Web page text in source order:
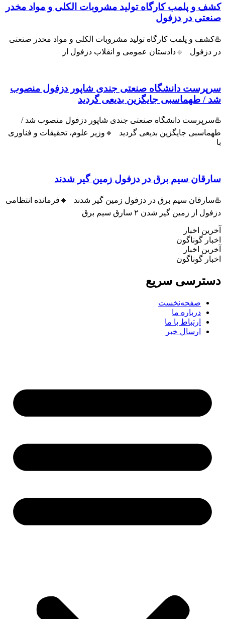
کشف و پلمب کارگاه تولید مشروبات الکلی و مواد مخدر
صنعتی در دزفول
♨️کشف و پلمب کارگاه تولید مشروبات الکلی و مواد مخدر صنعتی
در دزفول 🔹دادستان عمومی و انقلاب دزفول از
سرپرست دانشگاه صنعتی جندی شاپور دزفول منصوب
شد / طهماسبی جایگزین بدیعی گردید
♨️سرپرست دانشگاه صنعتی جندی شاپور دزفول منصوب شد /
طهماسبی جایگزین بدیعی گردید 🔸وزیر علوم، تحقیقات و فناوری
با
سارقان سیم برق در دزفول زمین گیر شدند
♨️سارقان سیم برق در دزفول زمین گیر شدند 🔹فرمانده انتظامی
دزفول از زمین گیر شدن ۲ سارق سیم برق
آخرین اخبار
اخبار گوناگون
آخرین اخبار
اخبار گوناگون
دسترسی سریع
صفحه‌نخست
درباره ما
ارتباط با ما
ارسال خبر